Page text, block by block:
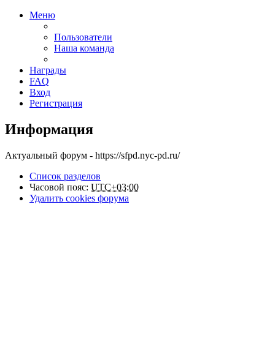
Меню
Пользователи
Наша команда
Награды
FAQ
Вход
Регистрация
Информация
Актуальный форум - https://sfpd.nyc-pd.ru/
Список разделов
Часовой пояс: UTC+03:00
Удалить cookies форума